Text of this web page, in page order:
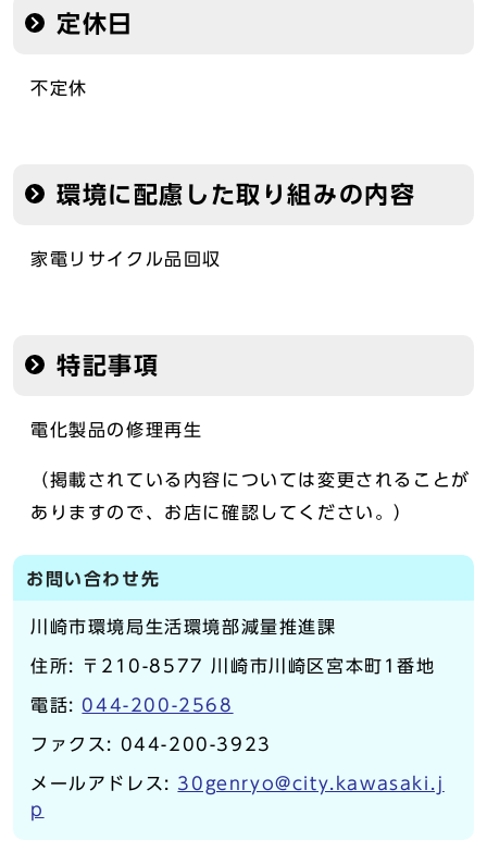
定休日
不定休
環境に配慮した取り組みの内容
家電リサイクル品回収
特記事項
電化製品の修理再生
（掲載されている内容については変更されることが
ありますので、お店に確認してください。）
お問い合わせ先
川崎市環境局生活環境部減量推進課
住所: 〒210-8577 川崎市川崎区宮本町1番地
電話: 044-200-2568
ファクス: 044-200-3923
メールアドレス: 30genryo@city.kawasaki.j
p